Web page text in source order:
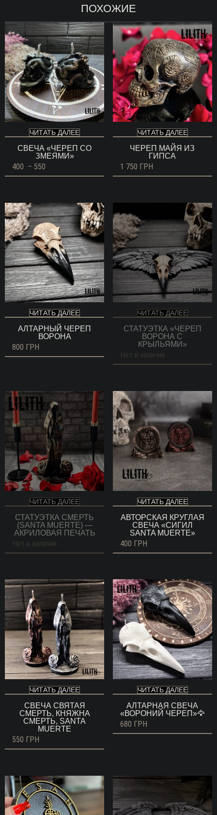
ПОХОЖИЕ
ЧИТАТЬ ДАЛЕЕ
СВЕЧА «ЧЕРЕП СО
ЗМЕЯМИ»
400 – 550
цен:
ЧИТАТЬ ДАЛЕЕ
ЧЕРЕП МАЙЯ ИЗ
ГИПСА
1 750 ГРН
ЧИТАТЬ ДАЛЕЕ
АЛТАРНЫЙ ЧЕРЕП
ВОРОНА
800 ГРН
ЧИТАТЬ ДАЛЕЕ
СТАТУЭТКА «ЧЕРЕП
ВОРОНА С
КРЫЛЬЯМИ»
Нет в наличии
ЧИТАТЬ ДАЛЕЕ
СТАТУЭТКА СМЕРТЬ
(SANTA MUERTE) —
АКРИЛОВАЯ ПЕЧАТЬ
Нет в наличии
ЧИТАТЬ ДАЛЕЕ
АВТОРСКАЯ КРУГЛАЯ
СВЕЧА «СИГИЛ
SANTA MUERTE»
400 ГРН
ЧИТАТЬ ДАЛЕЕ
СВЕЧА СВЯТАЯ
СМЕРТЬ, КНЯЖНА
СМЕРТЬ, SANTA
MUERTE
550 ГРН
ЧИТАТЬ ДАЛЕЕ
АЛТАРНАЯ СВЕЧА
«ВОРОНИЙ ЧЕРЕП»🦅
680 ГРН